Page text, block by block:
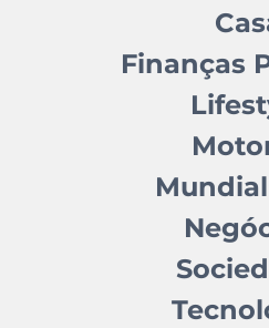
Finanças